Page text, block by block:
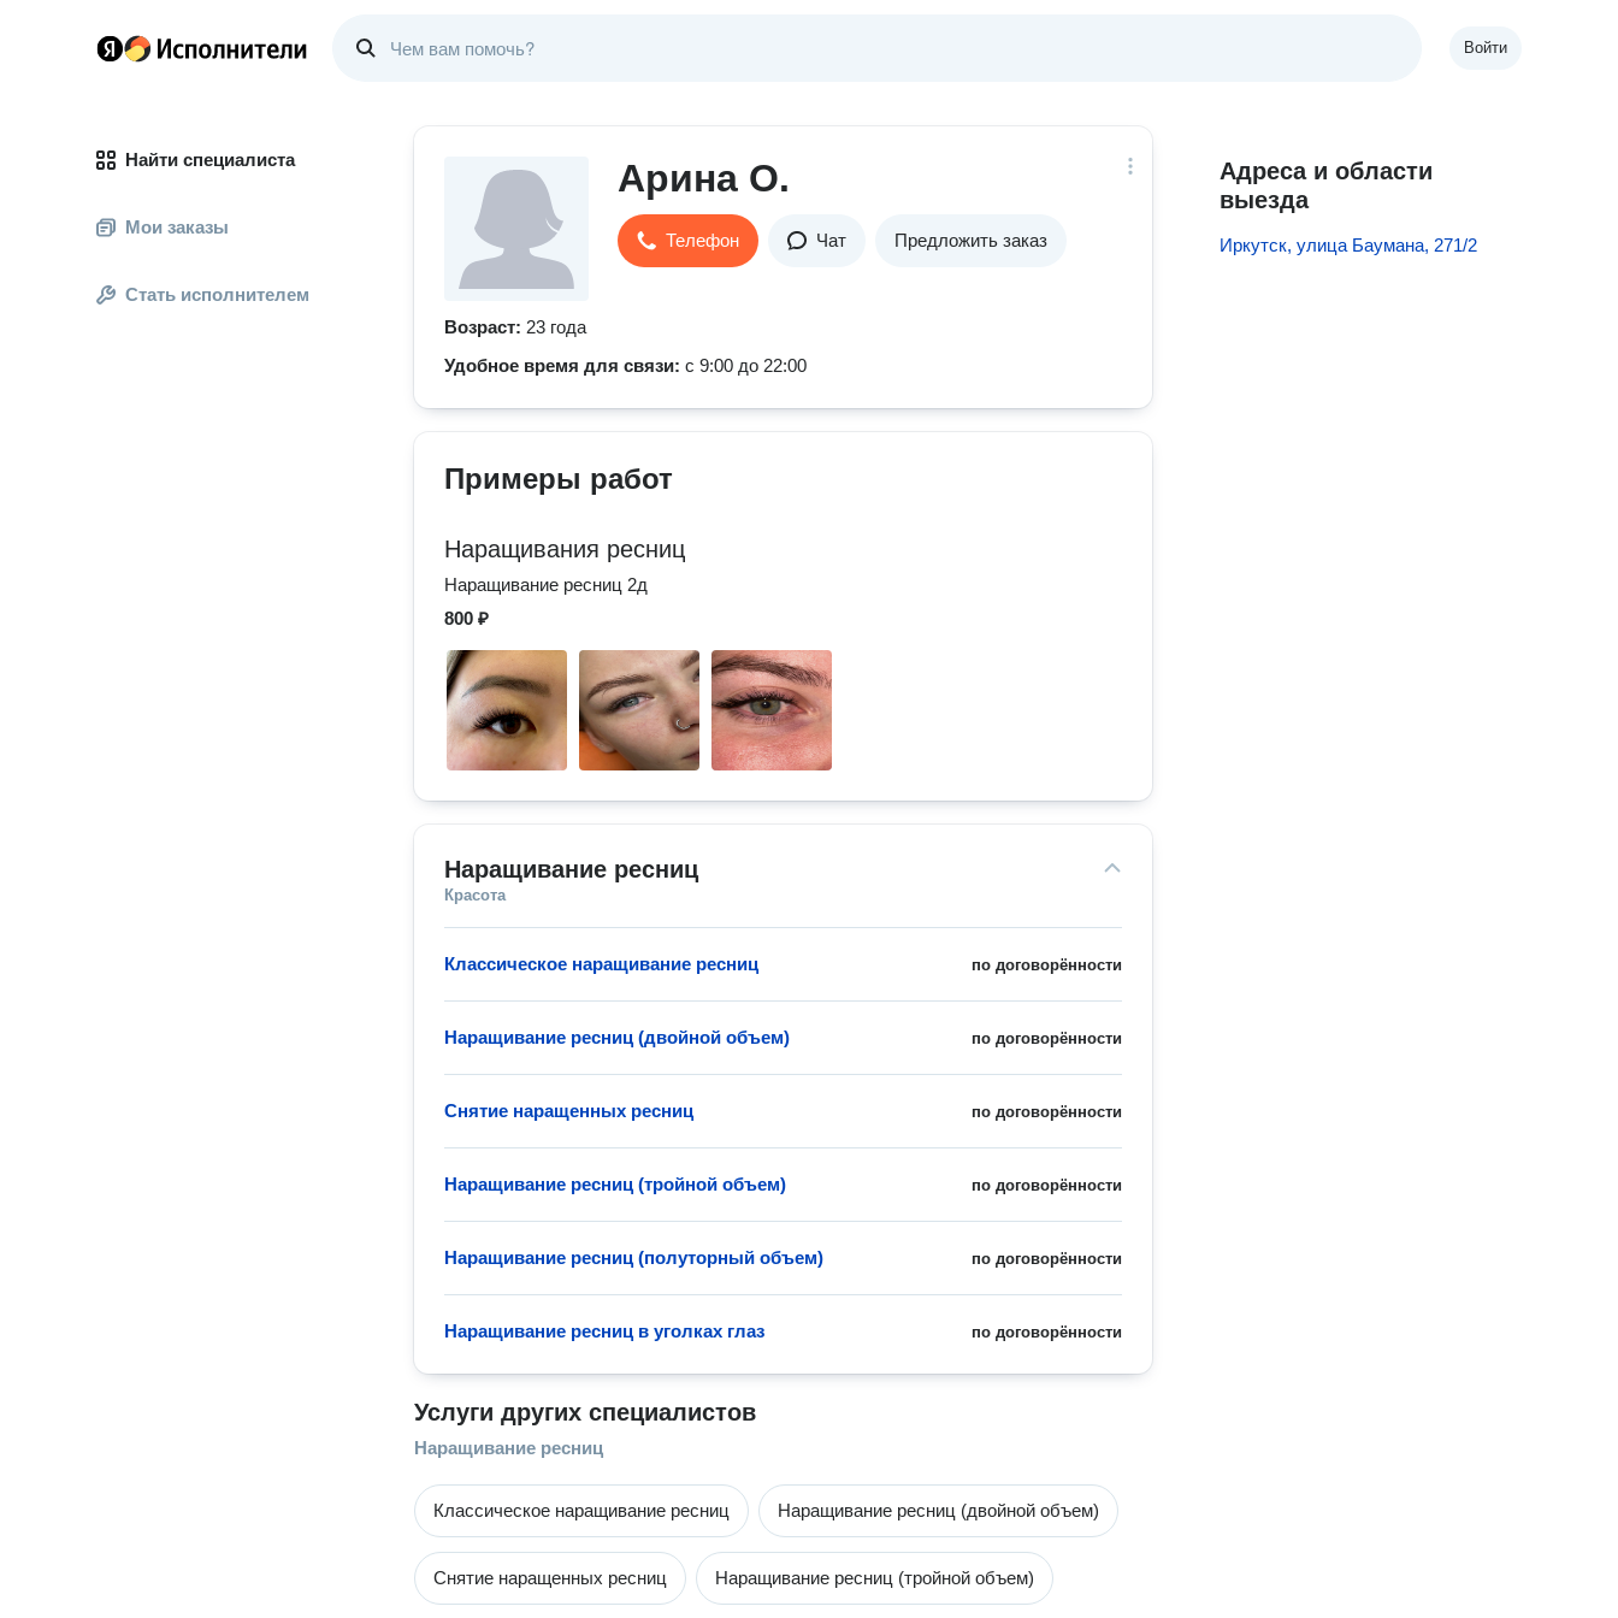
Войти
Найти специалиста
Мои заказы
Стать исполнителем
Арина О.
Телефон Чат Предложить заказ
Возраст: 23 года
Удобное время для связи: с 9:00 до 22:00
Примеры работ
Наращивания ресниц
Наращивание ресниц 2д
800 ₽
Наращивание ресниц
Красота
по договорённости
Классическое наращивание ресниц
по договорённости
Наращивание ресниц (двойной объем)
по договорённости
Снятие наращенных ресниц
по договорённости
Наращивание ресниц (тройной объем)
по договорённости
Наращивание ресниц (полуторный объем)
по договорённости
Наращивание ресниц в уголках глаз
Услуги других специалистов
Наращивание ресниц
Классическое наращивание ресниц Наращивание ресниц (двойной объем)
Снятие наращенных ресниц Наращивание ресниц (тройной объем)
Адреса и области
выезда
Иркутск, улица Баумана, 271/2